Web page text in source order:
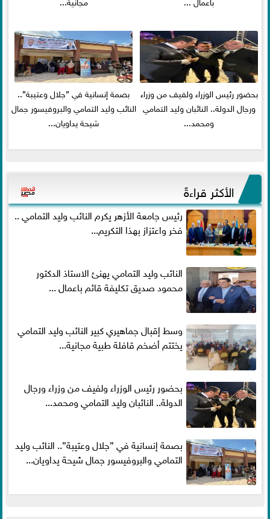
بحضور رئيس الوزراء ولفيف من وزراء
ورجال الدولة.. النائبان وليد التمامي
ومحمد...
بصمة إنسانية في ”جلال وعتيبة”..
النائب وليد التمامي والبروفيسور جمال
شيحة يداويان...
الأكثر قراءةً
رئيس جامعة الأزهر يكرم النائب وليد التمامي ..
فخر واعتزاز بهذا التكريم...
النائب وليد التمامي يهنئ الاستاذ الدكتور
محمود صديق تكليفة قائم باعمال ...
وسط إقبال جماهيري كبير النائب وليد التمامي
يختتم أضخم قافلة طبية مجانية...
بحضور رئيس الوزراء ولفيف من وزراء ورجال
الدولة.. النائبان وليد التمامي ومحمد...
بصمة إنسانية في ”جلال وعتيبة”.. النائب وليد
التمامي والبروفيسور جمال شيحة يداويان...